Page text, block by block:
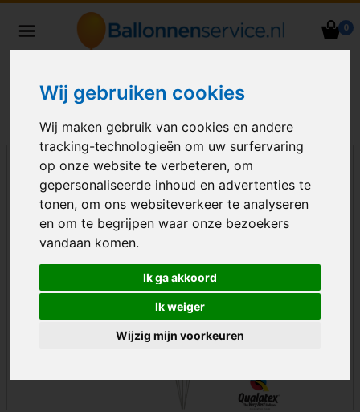
Wij gebruiken cookies
Wij maken gebruik van cookies en andere
tracking-technologieën om uw surfervaring
op onze website te verbeteren, om
gepersonaliseerde inhoud en advertenties te
tonen, om ons websiteverkeer te analyseren
en om te begrijpen waar onze bezoekers
vandaan komen.
Ik ga akkoord
Ik weiger
Wijzig mijn voorkeuren
0
Nederland